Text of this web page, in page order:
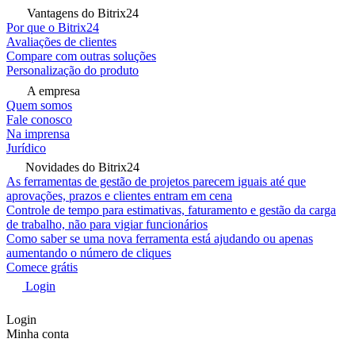
Vantagens do Bitrix24
Por que o Bitrix24
Avaliações de clientes
Compare com outras soluções
Personalização do produto
A empresa
Quem somos
Fale conosco
Na imprensa
Jurídico
Novidades do Bitrix24
As ferramentas de gestão de projetos parecem iguais até que
aprovações, prazos e clientes entram em cena
Controle de tempo para estimativas, faturamento e gestão da carga
de trabalho, não para vigiar funcionários
Como saber se uma nova ferramenta está ajudando ou apenas
aumentando o número de cliques
Comece grátis
Login
Login
Minha conta